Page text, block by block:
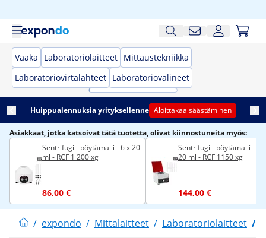
Vaaka Laboratoriolaitteet Mittaustekniikka
Laboratoriovirtalähteet Laboratoriovälineet
Huippualennuksia yrityksellenne Aloittakaa säästäminen
Asiakkaat, jotka katsoivat tätä tuotetta, olivat kiinnostuneita myös:
Sentrifugi - pöytämalli - 6 x 20
ml - RCF 1 200 xg
86,00 €
Sentrifugi - pöytämalli - 12
20 ml - RCF 1150 xg
144,00 €
/ expondo / Mittalaitteet / Laboratoriolaitteet /